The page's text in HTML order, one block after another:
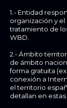
1.- Entidad
organización y
tratamiento de
WBD.
2.- Ámbito
de ámbito
forma gratuita
conexión a
el territorio
detallan en estas